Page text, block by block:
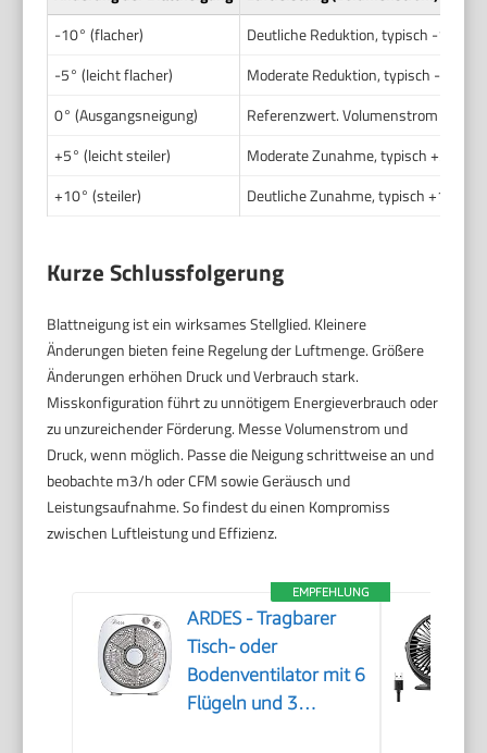
-10° (flacher)
Deutliche Reduktion, typisch -15 %
-5° (leicht flacher)
Moderate Reduktion, typisch -5 % bis
0° (Ausgangsneigung)
Referenzwert. Volumenstrom
+5° (leicht steiler)
Moderate Zunahme, typisch +5 % bis
+10° (steiler)
Deutliche Zunahme, typisch +15 %
Kurze Schlussfolgerung
Blattneigung ist ein wirksames Stellglied. Kleinere
Änderungen bieten feine Regelung der Luftmenge. Größere
Änderungen erhöhen Druck und Verbrauch stark.
Misskonfiguration führt zu unnötigem Energieverbrauch oder
zu unzureichender Förderung. Messe Volumenstrom und
Druck, wenn möglich. Passe die Neigung schrittweise an und
beobachte m3/h oder CFM sowie Geräusch und
Leistungsaufnahme. So findest du einen Kompromiss
zwischen Luftleistung und Effizienz.
EMPFEHLUNG
ARDES - Tragbarer
Tisch- oder
Bodenventilator mit 6
Flügeln und 3